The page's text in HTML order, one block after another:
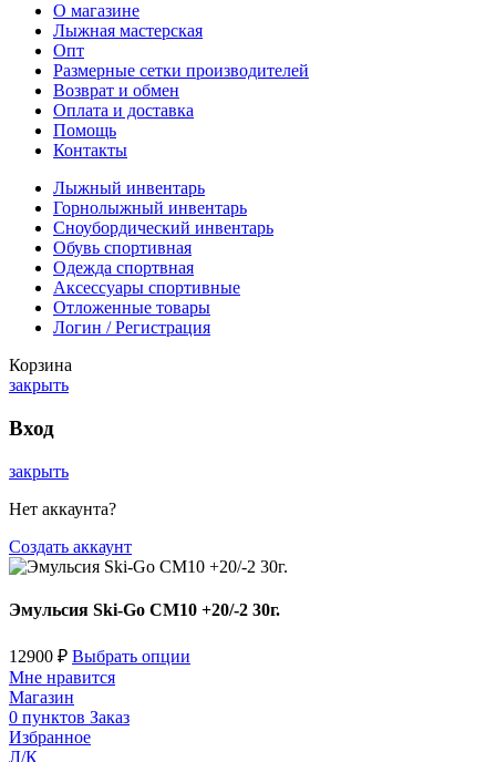
О магазине
Лыжная мастерская
Опт
Размерные сетки производителей
Возврат и обмен
Оплата и доставка
Помощь
Контакты
Лыжный инвентарь
Горнолыжный инвентарь
Сноубордический инвентарь
Обувь спортивная
Одежда спортвная
Аксессуары спортивные
Отложенные товары
Логин / Регистрация
Корзина
закрыть
Вход
закрыть
Нет аккаунта?
Создать аккаунт
Эмульсия Ski-Go CM10 +20/-2 30г.
12900 ₽ Выбрать опции
Мне нравится
Магазин
0 пунктов Заказ
Избранное
Л/К